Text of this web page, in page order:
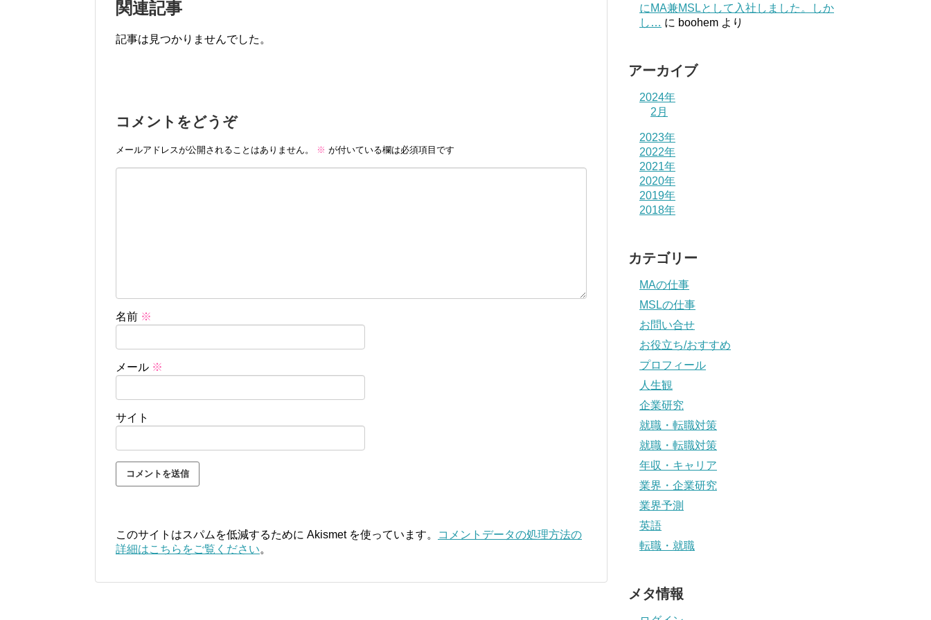
関連記事
記事は見つかりませんでした。
コメントをどうぞ
メールアドレスが公開されることはありません。 ※ が付いている欄は必須項目です
名前 ※
メール ※
サイト
このサイトはスパムを低減するために Akismet を使っています。
コメントデータの処理方法の
詳細はこちらをご覧ください。
にMA兼MSLとして入社しました。しか
し… に boohem より
アーカイブ
2024年
2月
2023年
2022年
2021年
2020年
2019年
2018年
カテゴリー
MAの仕事
MSLの仕事
お問い合せ
お役立ち/おすすめ
プロフィール
人生観
企業研究
就職・転職対策
就職・転職対策
年収・キャリア
業界・企業研究
業界予測
英語
転職・就職
メタ情報